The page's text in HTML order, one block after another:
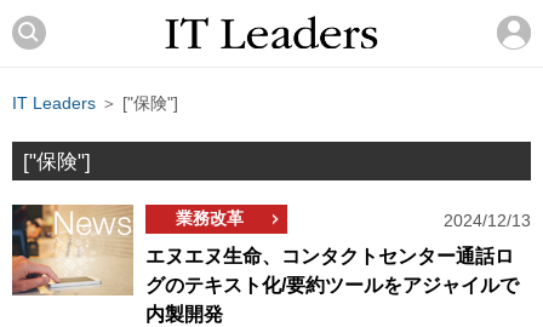
IT Leaders ＞ ["保険"]
["保険"]
業務改革 2024/12/13
エヌエヌ生命、コンタクトセンター通話ロ
グのテキスト化/要約ツールをアジャイルで
内製開発